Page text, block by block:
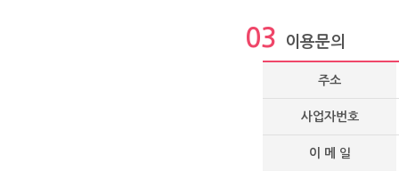
03 이용문의
주소
사업자번호
이 메 일